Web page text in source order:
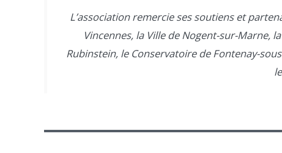
L’association remercie ses soutiens et
Vincennes, la Ville de Nogent-sur-Marne,
Rubinstein, le Conservatoire de Fontenay-